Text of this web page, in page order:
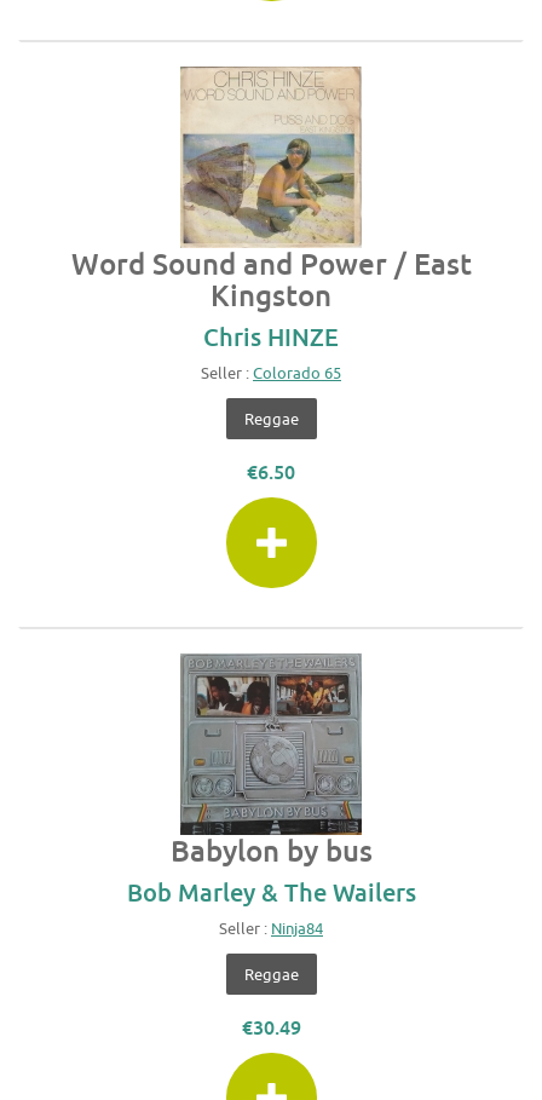
Word Sound and Power / East
Kingston
Chris HINZE
Seller :Colorado 65
Reggae
€6.50
Babylon by bus
Bob Marley & The Wailers
Seller : Ninja84
Reggae
€30.49